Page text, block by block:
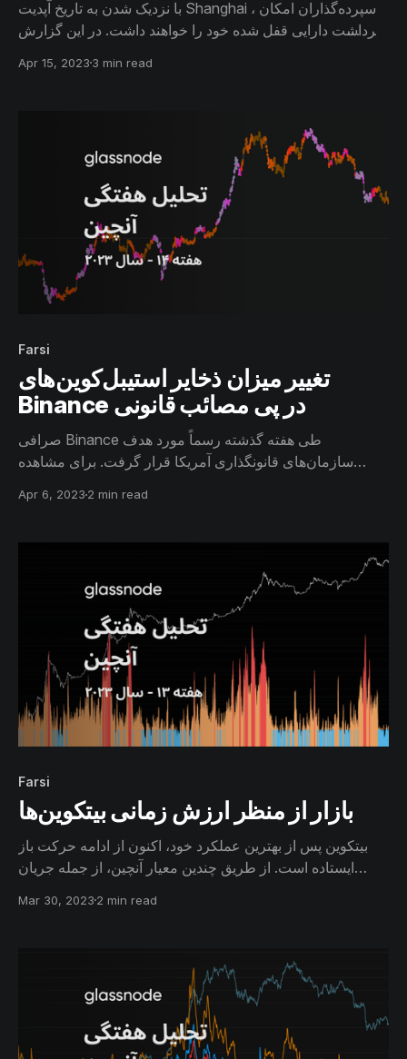
با نزدیک شدن به تاریخ آپدیت Shanghai ، سپرده‌گذاران امکان
برداشت دارایی قفل شده خود را خواهند داشت. در این گزارش
کرده‌ایم و بررسی خواهیم کرد که هر کدام از این گروه‌ها پس از
Apr 15, 2023 3 min read
Farsi
تغییر میزان ذخایر استیبل‌کوین‌های
Binance در پی مصائب قانونی
صرافی Binance طی هفته گذشته رسماً مورد هدف
سازمان‌های قانونگذاری آمریکا قرار گرفت. برای مشاهده
بررسی خواهیم کرد و با مشاهده میزان دارایی سرمایه‌گذاران
Apr 6, 2023 2 min read
Farsi
بازار از منظر ارزش زمانی بیتکوین‌ها
بیتکوین پس از بهترین عملکرد خود، اکنون از ادامه حرکت باز
ایستاده است. از طریق چندین معیار آنچین، از جمله جریان
بیتکوین‌ها، میزان اعتماد و اطمینان سرمایه‌گذاران را به ادامه
Mar 30, 2023 2 min read